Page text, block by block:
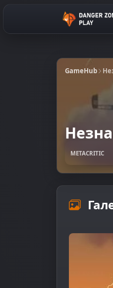
GameHub
METACRITIC